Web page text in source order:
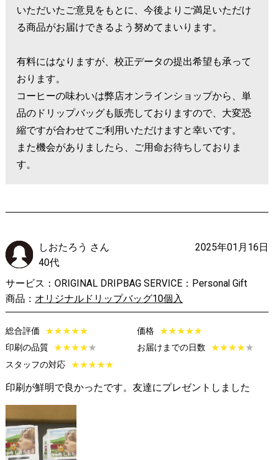
いただいたご意見をもとに、今後よりご満足いただけ
る商品がお届けできるよう努めてまいります。
有料にはなりますが、校正データの提出希望も承って
おります。
コーヒーの味わいは弊店オンラインショップから、単
品のドリップバッグも販売しておりますので、大変恐
縮ですが合わせてご利用いただけますと幸いです。
また機会がありましたら、ご用命お待ちしておりま
す。
しおたろう さん
40代
サービス：ORIGINAL DRIPBAG SERVICE：Personal Gift
商品： オリジナルドリップバッグ10個入
2025年01月16日
総合評価 ★★★★★ 価格 ★★★★★
印刷の品質
★★★★★ お届けまでの日数 ★★★★★
スタッフの対応
★★★★★
印刷が鮮明で良かったです。友達にプレゼントしました